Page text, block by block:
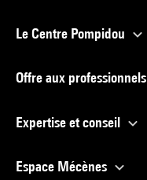
Le Centre Pompidou
Offre aux professionnels
Expertise et conseil
Espace Mécènes